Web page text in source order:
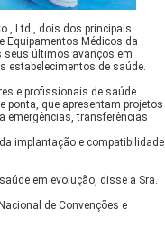
Ltd., dois dos principais
Equipamentos Médicos da
seus últimos avanços em
estabelecimentos de saúde.
e profissionais de saúde
ponta, que apresentam projetos
emergências, transferências
implantação e compatibilidade
em evolução, disse a Sra.
de Convenções e